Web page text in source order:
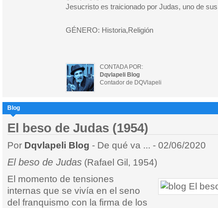
Jesucristo es traicionado por Judas, uno de
GÉNERO: Historia,Religión
CONTADA POR:
Dqvlapeli Blog
Contador de DQVlapeli
Blog
El beso de Judas (1954)
Por Dqvlapeli Blog - De qué va ... - 02/06/2020
El beso de Judas (Rafael Gil, 1954)
El momento de tensiones
internas que se vivía en el seno
del franquismo con la firma de los